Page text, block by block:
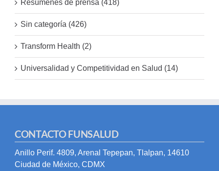
Resúmenes de prensa (418)
Sin categoría (426)
Transform Health (2)
Universalidad y Competitividad en Salud (14)
CONTACTO FUNSALUD
Anillo Perif. 4809, Arenal Tepepan, Tlalpan, 14610
Ciudad de México, CDMX